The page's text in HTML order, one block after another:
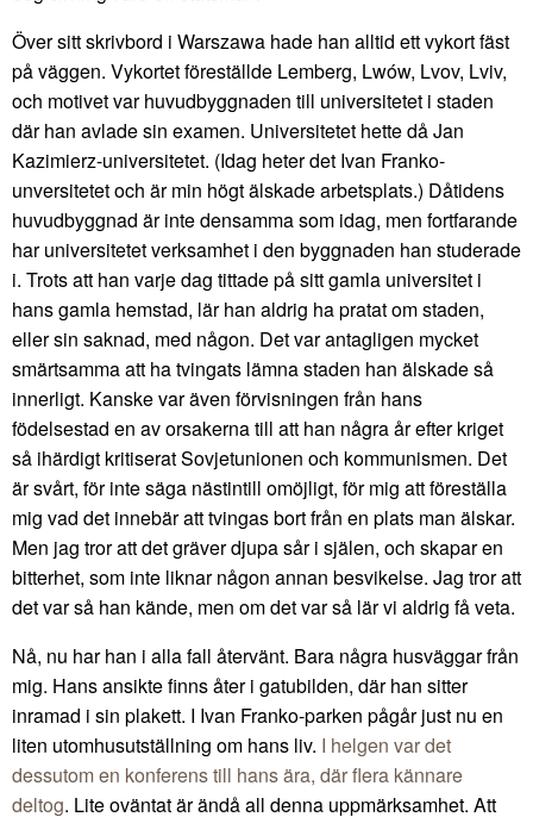
Över sitt skrivbord i Warszawa hade han alltid ett vykort fäst
på väggen. Vykortet föreställde Lemberg, Lwów, Lvov, Lviv,
och motivet var huvudbyggnaden till universitetet i staden
där han avlade sin examen. Universitetet hette då Jan
Kazimierz-universitetet. (Idag heter det Ivan Franko-
unversitetet och är min högt älskade arbetsplats.) Dåtidens
huvudbyggnad är inte densamma som idag, men fortfarande
har universitetet verksamhet i den byggnaden han studerade
i. Trots att han varje dag tittade på sitt gamla universitet i
hans gamla hemstad, lär han aldrig ha pratat om staden,
eller sin saknad, med någon. Det var antagligen mycket
smärtsamma att ha tvingats lämna staden han älskade så
innerligt. Kanske var även förvisningen från hans
födelsestad en av orsakerna till att han några år efter kriget
så ihärdigt kritiserat Sovjetunionen och kommunismen. Det
är svårt, för inte säga nästintill omöjligt, för mig att föreställa
mig vad det innebär att tvingas bort från en plats man älskar.
Men jag tror att det gräver djupa sår i själen, och skapar en
bitterhet, som inte liknar någon annan besvikelse. Jag tror att
det var så han kände, men om det var så lär vi aldrig få veta.
Nå, nu har han i alla fall återvänt. Bara några husväggar från
mig. Hans ansikte finns åter i gatubilden, där han sitter
inramad i sin plakett. I Ivan Franko-parken pågår just nu en
liten utomhusutställning om hans liv. I helgen var det
dessutom en konferens till hans ära, där flera kännare
deltog. Lite oväntat är ändå all denna uppmärksamhet. Att